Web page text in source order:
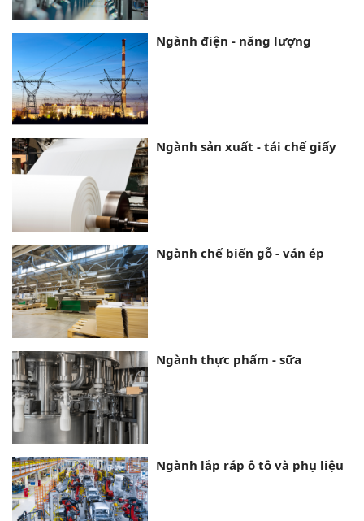
Ngành điện - năng lượng
Ngành sản xuất - tái chế giấy
Ngành chế biến gỗ - ván ép
Ngành thực phẩm - sữa
Ngành lắp ráp ô tô và phụ liệu